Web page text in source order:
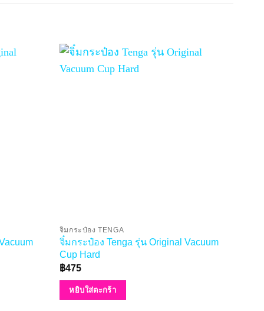
จิ๋มกระป๋อง TENGA
จิ๋มกระป๋อง Tenga รุ่น Original Vacuum
Cup Hard
฿475
หยิบใส่ตะกร้า